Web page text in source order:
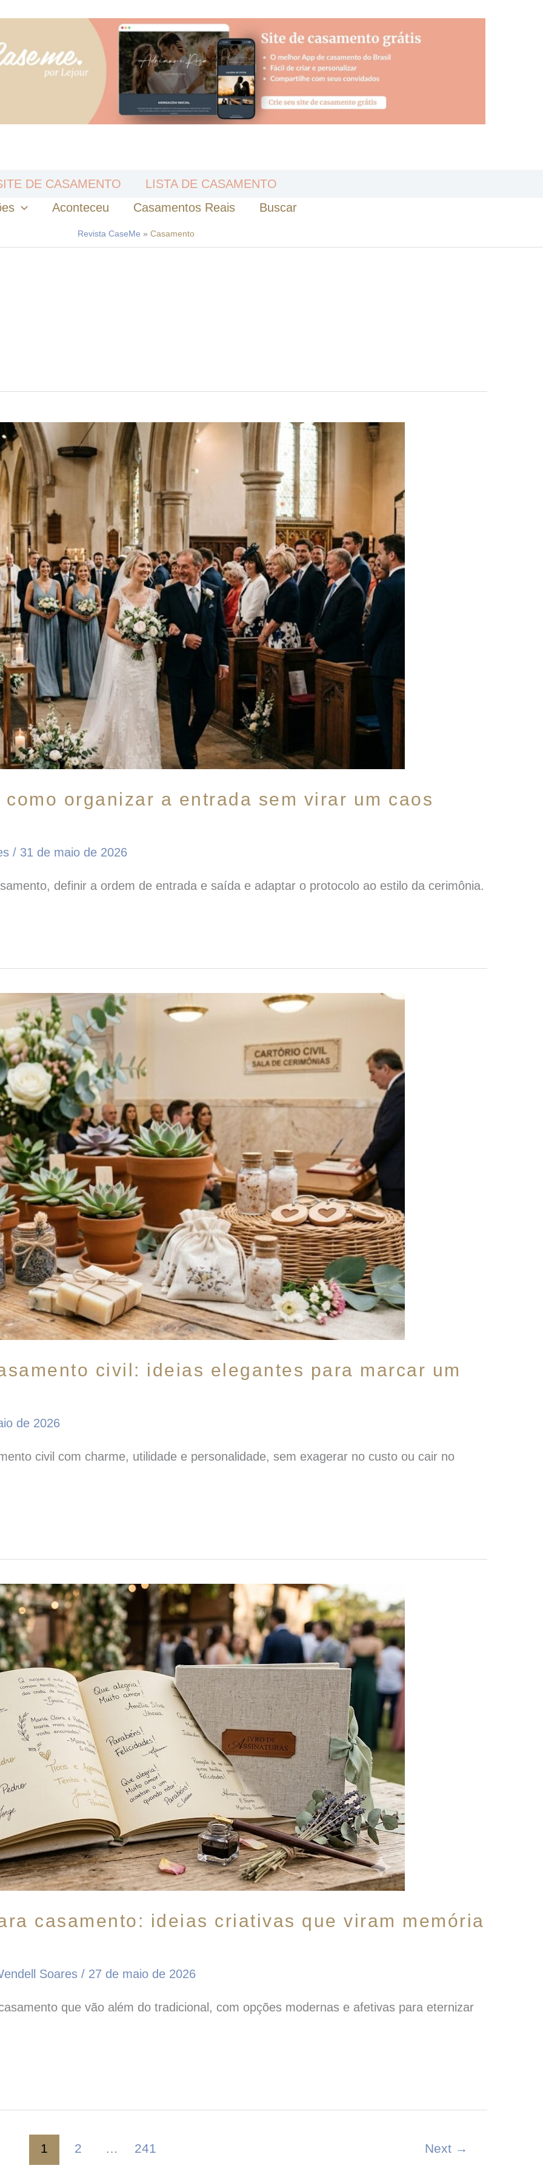
DE CASAMENTO
LISTA DE CASAMENTO
Aconteceu Casamentos Reais Buscar
Revista CaseMe » Casamento
organizar a entrada sem virar um caos
/ 31 de maio de 2026
definir a ordem de entrada e saída e adaptar o protocolo ao estilo da cerimônia.
civil: ideias elegantes para marcar um
de 2026
civil com charme, utilidade e personalidade, sem exagerar no custo ou cair no
casamento: ideias criativas que viram memória
Soares / 27 de maio de 2026
que vão além do tradicional, com opções modernas e afetivas para eternizar
1 2 … 241 Next →